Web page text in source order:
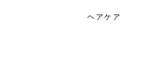
ヘアケア